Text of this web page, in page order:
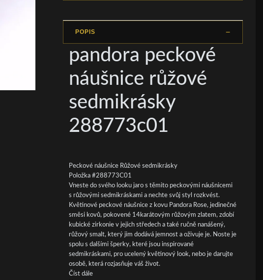
POPIS
pandora peckové
náušnice růžové
sedmikrásky
288773c01
Peckové náušnice Růžové sedmikrásky
Položka #288773C01
Vneste do svého looku jaro s těmito peckovými náušnicemi
s růžovými sedmikráskami a nechte svůj styl rozkvést.
Květinové peckové náušnice z kovu Pandora Rose, jedinečné
směsi kovů, pokovené 14karátovým růžovým zlatem, zdobí
kubické zirkonie v jejich středech a také ručně nanášený,
růžový smalt, který jim dodává jemnost a oživuje je. Noste je
spolu s dalšími šperky, které jsou inspirované
sedmikráskami, pro ucelený květinový look, nebo je darujte
osobě, která rozjasňuje váš život.
Číst dále